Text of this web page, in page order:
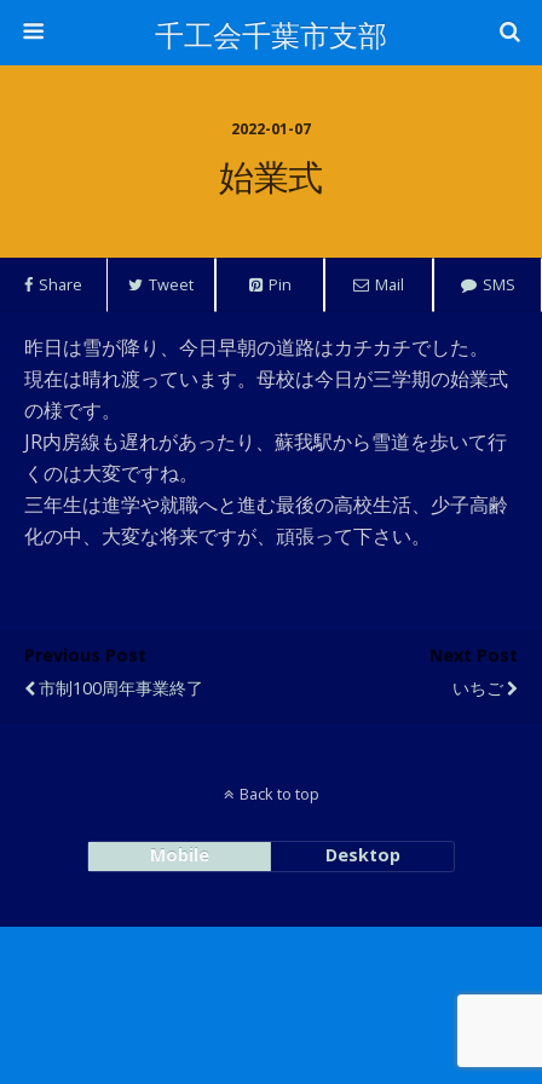
千工会千葉市支部
2022-01-07
始業式
Share Tweet Pin Mail SMS
昨日は雪が降り、今日早朝の道路はカチカチでした。
現在は晴れ渡っています。母校は今日が三学期の始業式
の様です。
JR内房線も遅れがあったり、蘇我駅から雪道を歩いて行
くのは大変ですね。
三年生は進学や就職へと進む最後の高校生活、少子高齢
化の中、大変な将来ですが、頑張って下さい。
Previous Post
市制100周年事業終了
Next Post
いちご
Back to top
Mobile Desktop